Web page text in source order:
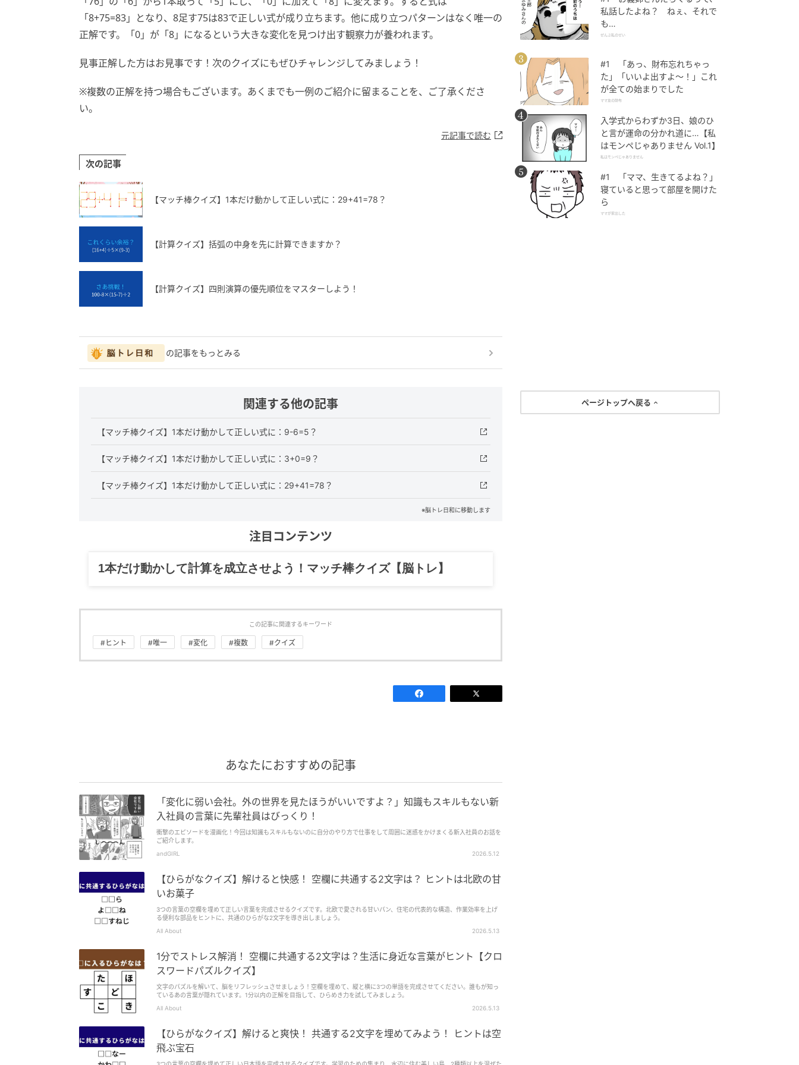
「8+75=83」となり、8足す75は83で正しい式が成り立ちます。他に成り立つパターンはなく唯一の
正解です。「0」が「8」になるという大きな変化を見つけ出す観察力が養われます。
見事正解した方はお見事です！次のクイズにもぜひチャレンジしてみましょう！
※複数の正解を持つ場合もございます。あくまでも一例のご紹介に留まることを、ご了承くださ
い。
元記事で読む
次の記事
【マッチ棒クイズ】1本だけ動かして正しい式に：29+41=78？
【計算クイズ】括弧の中身を先に計算できますか？
【計算クイズ】四則演算の優先順位をマスターしよう！
の記事をもっとみる
関連する他の記事
【マッチ棒クイズ】1本だけ動かして正しい式に：9-6=5？
【マッチ棒クイズ】1本だけ動かして正しい式に：3+0=9？
【マッチ棒クイズ】1本だけ動かして正しい式に：29+41=78？
※脳トレ日和に移動します
注目コンテンツ
1本だけ動かして計算を成立させよう！マッチ棒クイズ【脳トレ】
この記事に関連するキーワード
#ヒント #唯一 #変化 #複数 #クイズ
あなたにおすすめの記事
「変化に弱い会社。外の世界を見たほうがいいですよ？」知識もスキルもない新
入社員の言葉に先輩社員はびっくり！
衝撃のエピソードを漫画化！今回は知識もスキルもないのに自分のやり方で仕事をして周囲に迷惑をかけまくる新入社員のお話を
ご紹介します。
andGIRL
2026.5.12
【ひらがなクイズ】解けると快感！ 空欄に共通する2文字は？ ヒントは北欧の甘
いお菓子
3つの言葉の空欄を埋めて正しい言葉を完成させるクイズです。北欧で愛される甘いパン、住宅の代表的な構造、作業効率を上げ
る便利な部品をヒントに、共通のひらがな2文字を導き出しましょう。
All About
2026.5.13
1分でストレス解消！ 空欄に共通する2文字は？生活に身近な言葉がヒント【クロ
スワードパズルクイズ】
文字のパズルを解いて、脳をリフレッシュさせましょう！空欄を埋めて、縦と横に3つの単語を完成させてください。誰もが知っ
ているあの言葉が隠れています。1分以内の正解を目指して、ひらめき力を試してみましょう。
All About
2026.5.13
【ひらがなクイズ】解けると爽快！ 共通する2文字を埋めてみよう！ ヒントは空
飛ぶ宝石
私話したよね？ ねぇ、それで
も…
ぜんぶ私のせい
#1 「あっ、財布忘れちゃっ
た」「いいよ出すよ〜！」これ
が全ての始まりでした
ママ友の財布
入学式からわずか3日、娘のひ
と言が運命の分かれ道に…【私
はモンペじゃありません Vol.1】
私はモンペじゃありません
#1 「ママ、生きてるよね？」
寝ていると思って部屋を開けた
ら
ママが家出した
ページトップへ戻る